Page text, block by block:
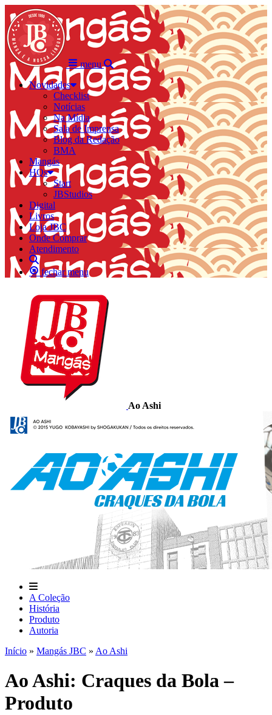
menu
Novidades
Checklist
Notícias
Na Mídia
Sala de Imprensa
Blog da Redação
BMA
Mangás
HQs
Start
JBStudios
Digital
Livros
Loja JBC
Onde Comprar
Atendimento
fechar menu
Ao Ashi
A Coleção
História
Produto
Autoria
Início » Mangás JBC » Ao Ashi
Ao Ashi: Craques da Bola –
Produto